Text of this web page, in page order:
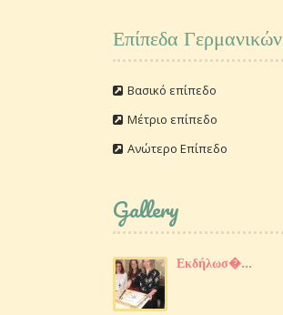
Επίπεδα Γερμανικών
Βασικό επίπεδο
Μέτριο επίπεδο
Ανώτερο Επίπεδο
Gallery
Εκδήλωσ�...